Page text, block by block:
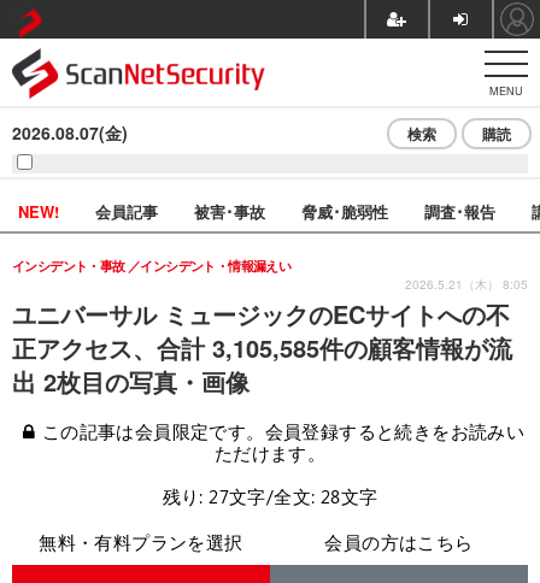
MENU
2026.08.07(金) 検索 購読
NEW! 会員記事 被害･事故 脅威･脆弱性 調査･報告
ユニバーサル ミュージックのECサイトへの不
正アクセス、合計 3,105,585件の顧客情報が流
出 2枚目の写真・画像
インシデント・事故 インシデント・情報漏えい
2026.5.21（木） 8:05
この記事は会員限定です。会員登録すると続きをお読みい
ただけます。
残り: 27文字/全文: 28文字
無料・有料プランを選択
会員の方はこちら